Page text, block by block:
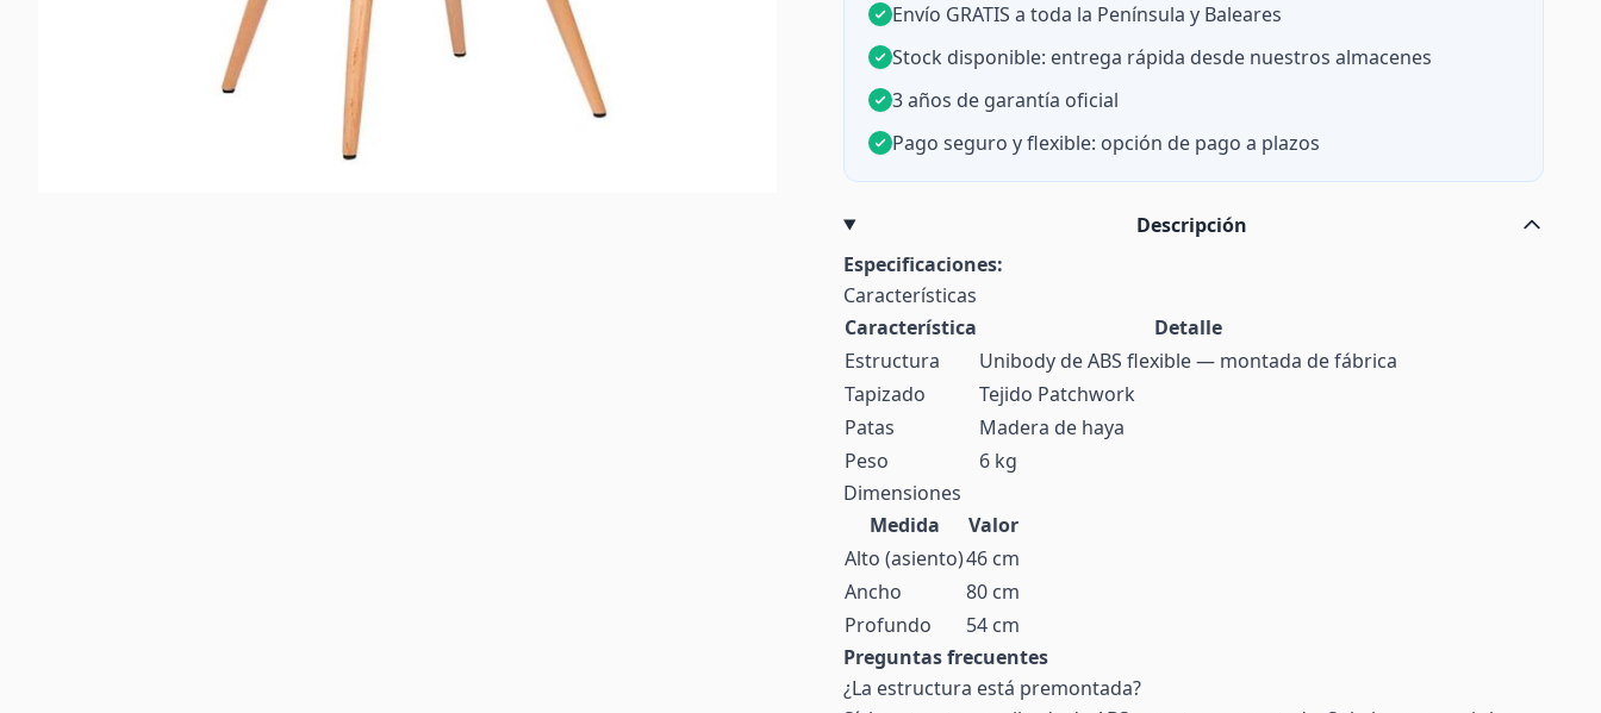
Envío GRATIS a toda la Península y Baleares
Stock disponible: entrega rápida desde nuestros almacenes
3 años de garantía oficial
Pago seguro y flexible: opción de pago a plazos
Descripción
Especificaciones:
Características
Característica
Detalle
Estructura
Unibody de ABS flexible — montada de fábrica
Tapizado
Tejido Patchwork
Patas
Madera de haya
Peso
6 kg
Dimensiones
Medida
Valor
Alto (asiento)46 cm
Ancho
80 cm
Profundo
54 cm
Preguntas frecuentes
¿La estructura está premontada?